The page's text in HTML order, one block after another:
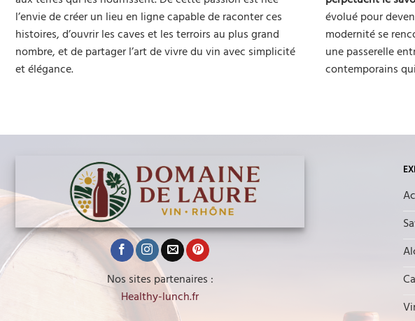
l’envie de créer un lieu en ligne capable de raconter ces
histoires, d’ouvrir les caves et les terroirs au plus grand
nombre, et de partager l’art de vivre du vin avec simplicité
et élégance.
évolué pour
modernité se
une passerelle
contemporains
Nos sites partenaires :
Healthy-lunch.fr